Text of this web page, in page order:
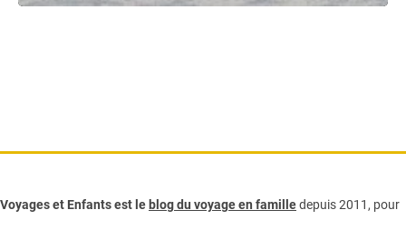
Voyages et Enfants est le blog du voyage en familledepuis 2011, pour